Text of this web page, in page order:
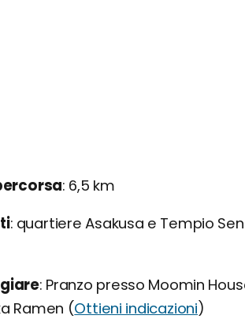
6,5 km
quartiere Asakusa e Tempio
Pranzo presso Moomin
Ramen (Ottieni indicazioni)